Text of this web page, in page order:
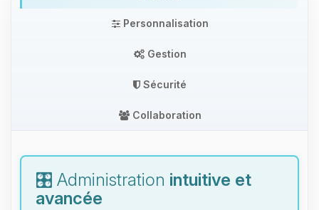
Personnalisation
Gestion
Sécurité
Collaboration
🎛️ Administration intuitive et
avancée